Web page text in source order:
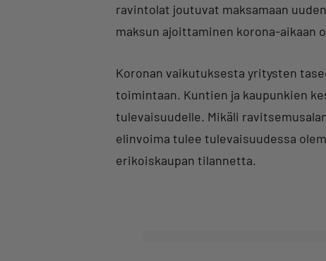
ravintolat joutuvat maksamaan
maksun ajoittaminen korona-aikaan
Koronan vaikutuksesta yritysten
toimintaan. Kuntien ja kaupunkien
tulevaisuudelle. Mikäli
elinvoima tulee tulevaisuudessa
erikoiskaupan tilannetta.